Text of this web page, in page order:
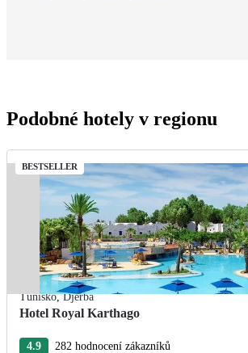
Podobné hotely v regionu
BESTSELLER
Tunisko,Djerba
Hotel Royal Karthago
4.9
282 hodnocení zákazníků